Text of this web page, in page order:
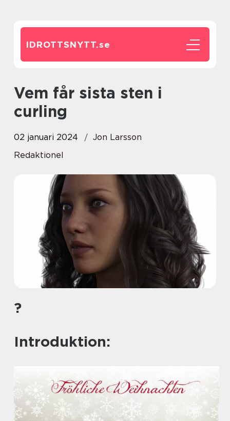
IDROTTSNYTT.se
Vem får sista sten i
curling
02 januari 2024
Jon Larsson
Redaktionel
?
Introduktion: